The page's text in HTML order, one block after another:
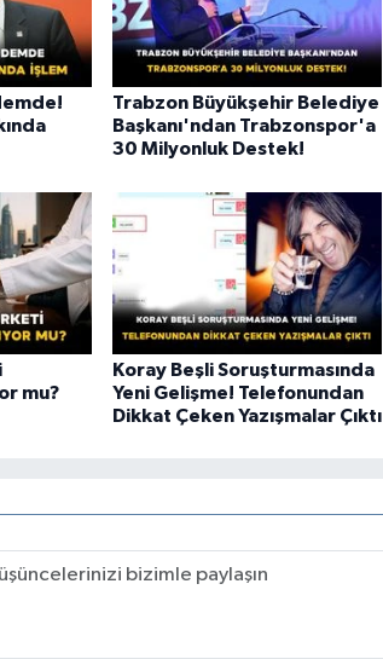
Trabzon Büyükşehir Belediye
Başkanı'ndan Trabzonspor'a
30 Milyonluk Destek!
mu?
Koray Beşli Soruşturmasında
Yeni Gelişme! Telefonundan
Dikkat Çeken Yazışmalar Çıktı